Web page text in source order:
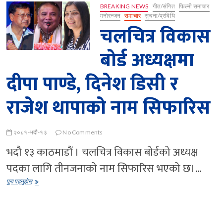
खेलाडीलाई
जनही
३
लाख
प्रोत्साहन
भत्ता
BREAKING NEWS गीत/संगित फिल्मी समाचार
मनोरन्जन समाचार सुचना/प्रविधि
चलचित्र विकास
बोर्ड अध्यक्षमा
दीपा पाण्डे, दिनेश डिसी र
राजेश थापाको नाम सिफारिस
२०८१-भदौ-१३ No Comments
भदौ १३ काठमाडौं । चलचित्र विकास बोर्डको अध्यक्ष
पदका लागि तीनजनाको नाम सिफारिस भएको छ।…
पुरा पढ्नुहोस्चलचित्र